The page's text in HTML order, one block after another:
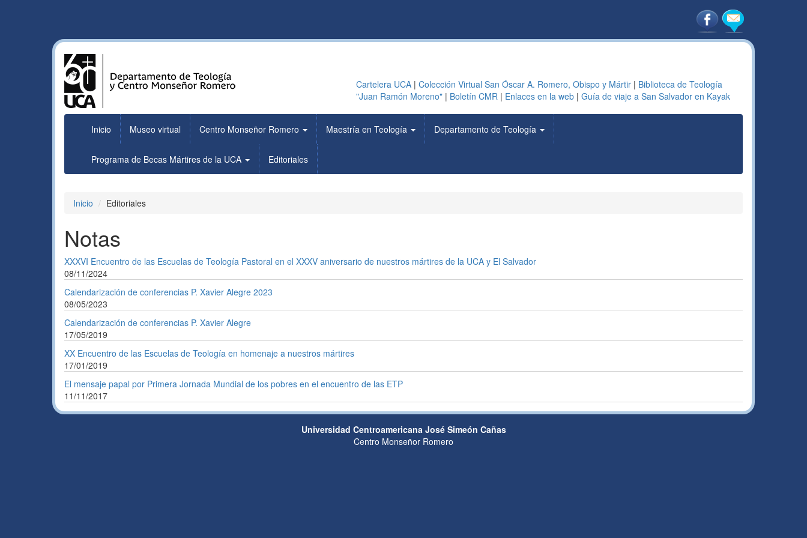
Cartelera UCA| Colección Virtual San Óscar A. Romero, Obispo y Mártir| Biblioteca de Teología
"Juan Ramón Moreno"| Boletín CMR| Enlaces en la web| Guía de viaje a San Salvador en Kayak
Inicio Museo virtual Centro Monseñor Romero Maestría en Teología Departamento de Teología
Programa de Becas Mártires de la UCA Editoriales
Inicio Editoriales
Notas
XXXVI Encuentro de las Escuelas de Teología Pastoral en el XXXV aniversario de nuestros mártires de la UCA y El Salvador
08/11/2024
Calendarización de conferencias P. Xavier Alegre 2023
08/05/2023
Calendarización de conferencias P. Xavier Alegre
17/05/2019
XX Encuentro de las Escuelas de Teología en homenaje a nuestros mártires
17/01/2019
El mensaje papal por Primera Jornada Mundial de los pobres en el encuentro de las ETP
11/11/2017
Universidad Centroamericana José Simeón Cañas
Centro Monseñor Romero